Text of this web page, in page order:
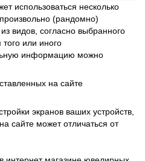
использоваться несколько
(рандомно)
видов, согласно выбранного
или иного
информацию можно
на сайте
экранов ваших устройств,
сайте может отличаться от